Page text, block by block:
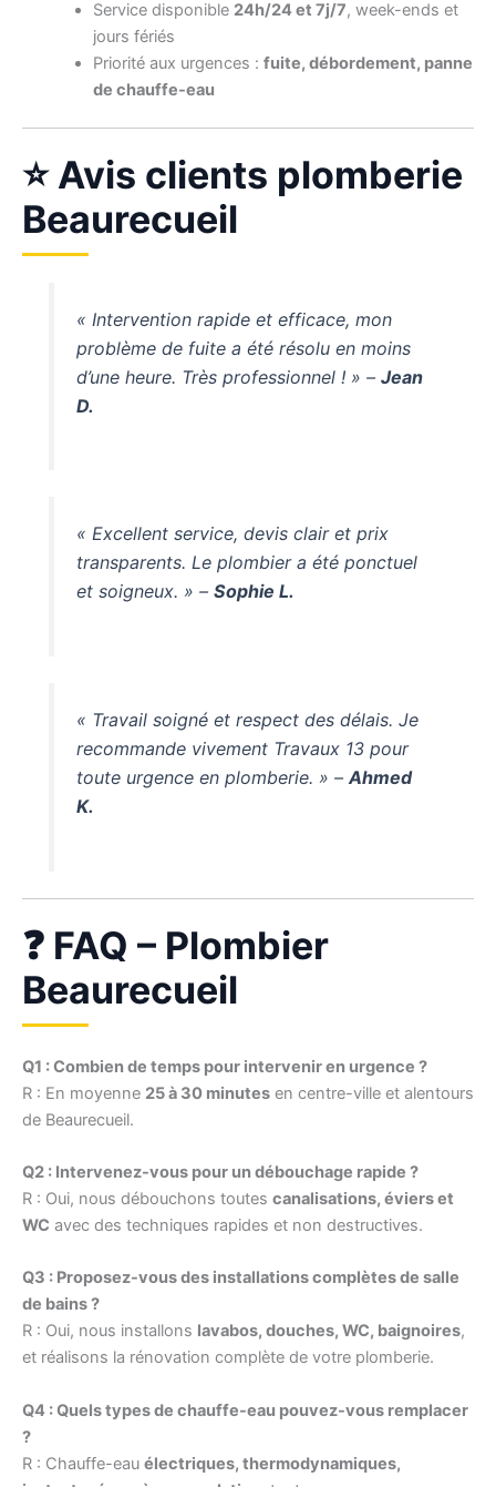
Service disponible 24h/24 et 7j/7, week-ends et
jours fériés
Priorité aux urgences : fuite, débordement, panne
de chauffe-eau
⭐ Avis clients plomberie
Beaurecueil
« Intervention rapide et efficace, mon
problème de fuite a été résolu en moins
d’une heure. Très professionnel ! » –Jean
D.
« Excellent service, devis clair et prix
transparents. Le plombier a été ponctuel
et soigneux. » –Sophie L.
« Travail soigné et respect des délais. Je
recommande vivement Travaux 13 pour
toute urgence en plomberie. » –Ahmed
K.
❓ FAQ – Plombier
Beaurecueil
Q1 : Combien de temps pour intervenir en urgence ?
R : En moyenne 25 à 30 minutes en centre-ville et alentours
de Beaurecueil.
Q2 : Intervenez-vous pour un débouchage rapide ?
R : Oui, nous débouchons toutes canalisations, éviers et
WC avec des techniques rapides et non destructives.
Q3 : Proposez-vous des installations complètes de salle
de bains ?
R : Oui, nous installons lavabos, douches, WC, baignoires,
et réalisons la rénovation complète de votre plomberie.
Q4 : Quels types de chauffe-eau pouvez-vous remplacer
?
R : Chauffe-eau électriques, thermodynamiques,